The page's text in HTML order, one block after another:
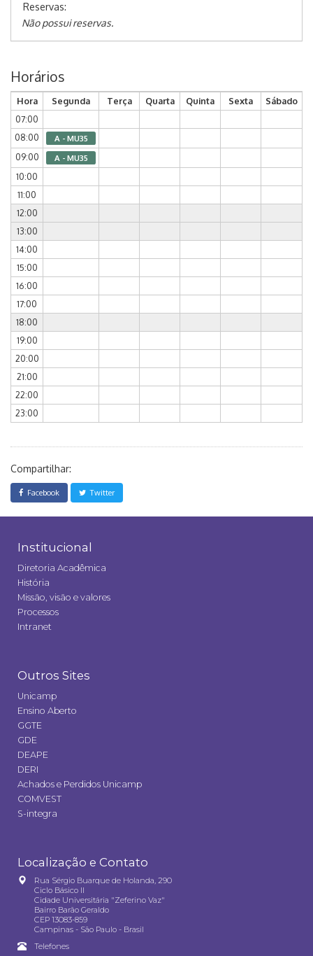
Reservas:
Não possui reservas.
Horários
Hora Segunda Terça Quarta Quinta Sexta
Sábado
07:00
08:00
A - MU35
09:00 A - MU35
10:00
11:00
12:00
13:00
14:00
15:00
16:00
17:00
18:00
19:00
20:00
21:00
22:00
23:00
Compartilhar:
Facebook Twitter
Institucional
Diretoria Acadêmica
História
Missão, visão e valores
Processos
Intranet
Outros Sites
Unicamp
Ensino Aberto
GGTE
GDE
DEAPE
DERI
Achados e Perdidos Unicamp
COMVEST
S-integra
Localização e Contato
Rua Sérgio Buarque de Holanda, 290
Ciclo Básico II
Cidade Universitária "Zeferino Vaz"
Bairro Barão Geraldo
CEP 13083-859
Campinas - São Paulo - Brasil
Telefones